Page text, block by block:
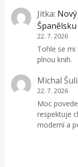
Jitka:
Španělsku
22. 7. 2026
Tohle se mi
plnou knih.
Michal
22. 7. 2026
Moc
respektuje
moderní a